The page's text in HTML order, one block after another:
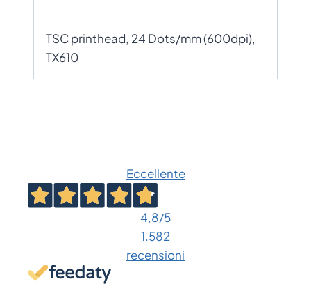
TSC printhead, 24 Dots/mm (600dpi),
TX610
Eccellente
4,8/5
1.582
recensioni